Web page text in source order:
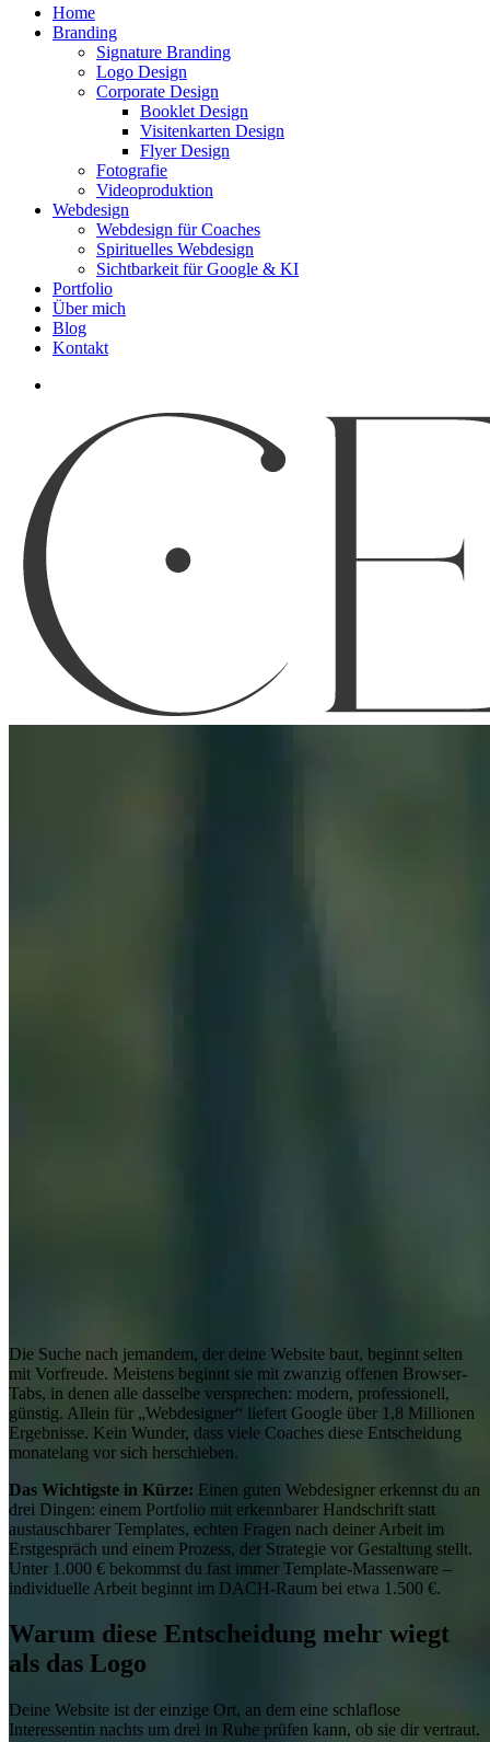
Menu
Home
Branding
Signature Branding
Logo Design
Corporate Design
Booklet Design
Visitenkarten Design
Flyer Design
Fotografie
Videoproduktion
Webdesign
Webdesign für Coaches
Spirituelles Webdesign
Sichtbarkeit für Google & KI
Portfolio
Über mich
Blog
Kontakt
Die Suche nach jemandem, der deine Website baut, beginnt selten
mit Vorfreude. Meistens beginnt sie mit zwanzig offenen Browser-
Tabs, in denen alle dasselbe versprechen: modern, professionell,
günstig. Allein für „Webdesigner“ liefert Google über 1,8 Millionen
Ergebnisse. Kein Wunder, dass viele Coaches diese Entscheidung
monatelang vor sich herschieben.
Das Wichtigste in Kürze: Einen guten Webdesigner erkennst du an
drei Dingen: einem Portfolio mit erkennbarer Handschrift statt
austauschbarer Templates, echten Fragen nach deiner Arbeit im
Erstgespräch und einem Prozess, der Strategie vor Gestaltung stellt.
Unter 1.000 € bekommst du fast immer Template-Massenware –
individuelle Arbeit beginnt im DACH-Raum bei etwa 1.500 €.
Warum diese Entscheidung mehr wiegt
als das Logo
Deine Website ist der einzige Ort, an dem eine schlaflose
Interessentin nachts um drei in Ruhe prüfen kann, ob sie dir vertraut.